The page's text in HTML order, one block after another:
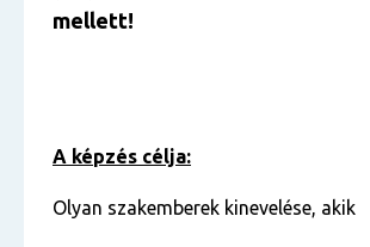
mellett!
A képzés célja:
Olyan szakemberek kinevelése, akik